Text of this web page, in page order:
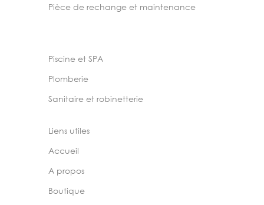
Pièce de rechange et maintenance
Piscine et SPA
Plomberie
Sanitaire et robinetterie
Liens utiles
Accueil
A propos
Boutique